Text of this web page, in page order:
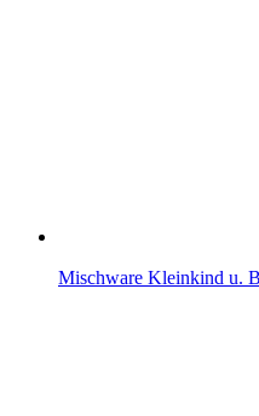
Mischware Kleinkind u.